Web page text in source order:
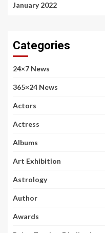
January 2022
Categories
24×7 News
365×24 News
Actors
Actress
Albums
Art Exhibition
Astrology
Author
Awards